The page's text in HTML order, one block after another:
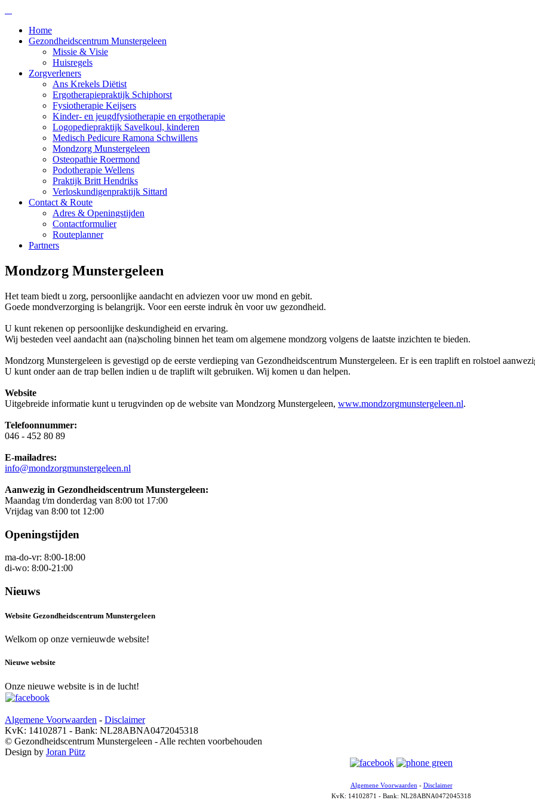
Home
Gezondheidscentrum Munstergeleen
Missie & Visie
Huisregels
Zorgverleners
Ans Krekels Diëtist
Ergotherapiepraktijk Schiphorst
Fysiotherapie Keijsers
Kinder- en jeugdfysiotherapie en ergotherapie
Logopediepraktijk Savelkoul, kinderen
Medisch Pedicure Ramona Schwillens
Mondzorg Munstergeleen
Osteopathie Roermond
Podotherapie Wellens
Praktijk Britt Hendriks
Verloskundigenpraktijk Sittard
Contact & Route
Adres & Openingstijden
Contactformulier
Routeplanner
Partners
Mondzorg Munstergeleen
Het team biedt u zorg, persoonlijke aandacht en adviezen voor uw mond en gebit.
Goede mondverzorging is belangrijk. Voor een eerste indruk èn voor uw gezondheid.
U kunt rekenen op persoonlijke deskundigheid en ervaring.
Wij besteden veel aandacht aan (na)scholing binnen het team om algemene mondzorg volgens de laatste inzichten te bieden.
Mondzorg Munstergeleen is gevestigd op de eerste verdieping van Gezondheidscentrum Munstergeleen. Er is een traplift en rolstoel
U kunt onder aan de trap bellen indien u de traplift wilt gebruiken. Wij komen u dan helpen.
Website
Uitgebreide informatie kunt u terugvinden op de website van Mondzorg Munstergeleen, www.mondzorgmunstergeleen.nl.
Telefoonnummer:
046 - 452 80 89
E-mailadres:
info@mondzorgmunstergeleen.nl
Aanwezig in Gezondheidscentrum Munstergeleen:
Maandag t/m donderdag van 8:00 tot 17:00
Vrijdag van 8:00 tot 12:00
Openingstijden
ma-do-vr: 8:00-18:00
di-wo: 8:00-21:00
Nieuws
Website Gezondheidscentrum Munstergeleen
Welkom op onze vernieuwde website!
Nieuwe website
Onze nieuwe website is in de lucht!
Algemene Voorwaarden - Disclaimer
KvK: 14102871 - Bank: NL28ABNA0472045318
© Gezondheidscentrum Munstergeleen - Alle rechten voorbehouden
Design by Joran Pütz
Algemene Voorwaarden - Disclaimer
KvK: 14102871 - Bank: NL28ABNA0472045318